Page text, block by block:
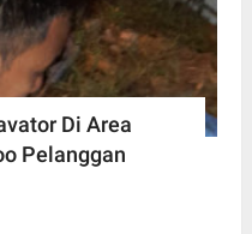
Di Area
Pelanggan